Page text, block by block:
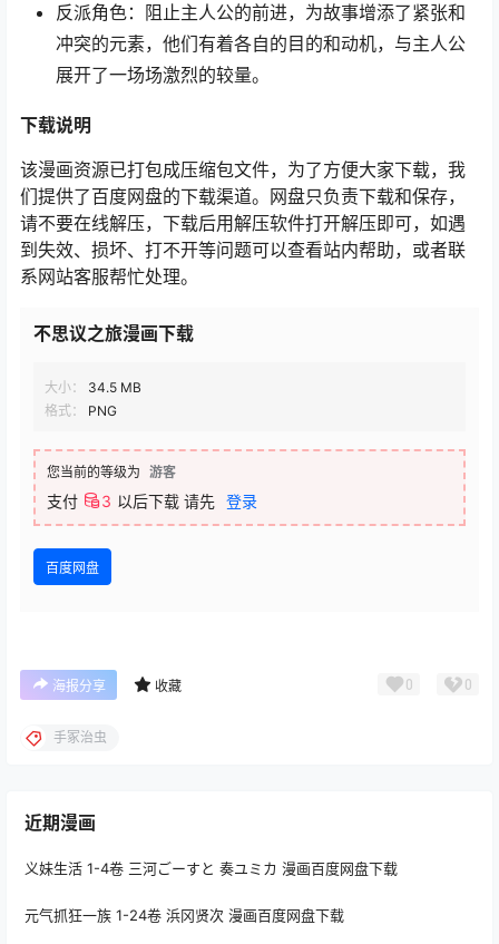
反派角色：阻止主人公的前进，为故事增添了紧张和
冲突的元素，他们有着各自的目的和动机，与主人公
展开了一场场激烈的较量。
下载说明
该漫画资源已打包成压缩包文件，为了方便大家下载，我
们提供了百度网盘的下载渠道。网盘只负责下载和保存，
请不要在线解压，下载后用解压软件打开解压即可，如遇
到失效、损坏、打不开等问题可以查看站内帮助，或者联
系网站客服帮忙处理。
不思议之旅漫画下载
大小：
34.5 MB
格式：
PNG
您当前的等级为 游客
支付 3 以后下载 请先 登录
百度网盘
海报分享 收藏 0 0
手冢治虫
近期漫画
义妹生活 1-4卷 三河ごーすと 奏ユミカ 漫画百度网盘下载
元气抓狂一族 1-24卷 浜冈贤次 漫画百度网盘下载